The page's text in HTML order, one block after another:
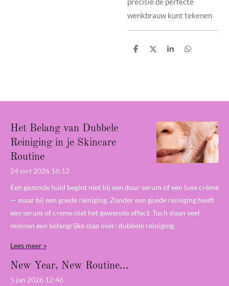
wenkbrauw kunt tekenen
D
D
S
D
Het Belang van Dubbele
Reiniging in je Skincare
Routine
24 mrt 2026 16:12
Een gezonde huid begint niet bij een duur serum of een luxe crème
— maar bij een goede reiniging. Zonder een goede reiniging heeft
een serum of creme niet het gewenste effect. Toch slaan veel
mensen een belangrijke stap over: dubbele reiniging.
Lees meer »
New Year, New Routine...
5 jan 2026 12:46